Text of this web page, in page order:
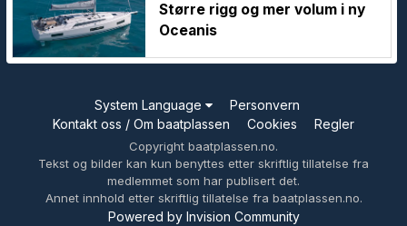
Større rigg og mer volum i ny
Oceanis
System Language
Personvern
Kontakt oss / Om baatplassen
Cookies Regler
Copyright baatplassen.no.
Tekst og bilder kan kun benyttes etter skriftlig tillatelse fra
medlemmet som har publisert det.
Annet innhold etter skriftlig tillatelse fra baatplassen.no.
Powered by Invision Community